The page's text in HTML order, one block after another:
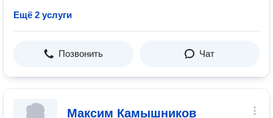
Ещё 2 услуги
Позвонить Чат
Максим Камышников